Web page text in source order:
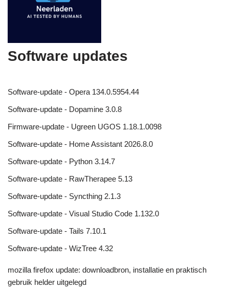
Software updates
Software-update - Opera 134.0.5954.44
Software-update - Dopamine 3.0.8
Firmware-update - Ugreen UGOS 1.18.1.0098
Software-update - Home Assistant 2026.8.0
Software-update - Python 3.14.7
Software-update - RawTherapee 5.13
Software-update - Syncthing 2.1.3
Software-update - Visual Studio Code 1.132.0
Software-update - Tails 7.10.1
Software-update - WizTree 4.32
mozilla firefox update: downloadbron, installatie en praktisch
gebruik helder uitgelegd